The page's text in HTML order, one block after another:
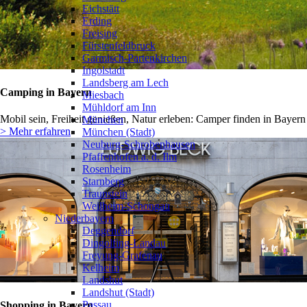
Camping in Bayern
Mobil sein, Freiheit genießen, Natur erleben: Camper finden in
> Mehr erfahren
Eichstätt
Erding
Freising
Fürstenfeldbruck
Garmisch-Partenkirchen
Ingolstadt
Landsberg am Lech
Miesbach
Mühldorf am Inn
München
München (Stadt)
Neuburg-Schrobenhausen
Pfaffenhofen a. d. Ilm
Rosenheim
Starnberg
Traunstein
Weilheim-Schongau
Niederbayern
Deggendorf
Dingolfing-Landau
Freyung-Grafenau
Kelheim
Landshut
Landshut (Stadt)
Passau